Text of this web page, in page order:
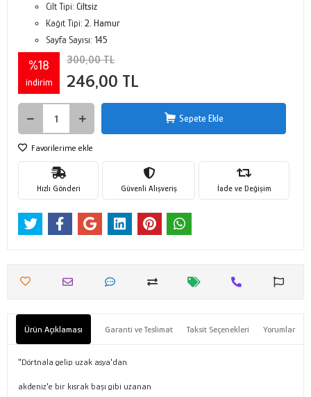
Cilt Tipi: Ciltsiz
Kağıt Tipi: 2. Hamur
Sayfa Sayısı: 145
%18
indirim
300,00 TL
246,00 TL
Sepete Ekle
Favorilerime ekle
Hızlı Gönderi Güvenli Alışveriş İade ve Değişim
Ürün Açıklaması Garanti ve Teslimat Taksit Seçenekleri Yorumlar
"Dörtnala gelip uzak asya'dan
akdeniz'e bir kısrak başı gibi uzanan